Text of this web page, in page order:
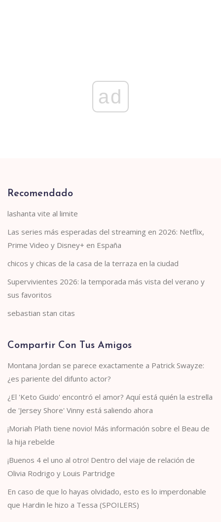
ad
Recomendado
lashanta vite al limite
Las series más esperadas del streaming en 2026: Netflix,
Prime Video y Disney+ en España
chicos y chicas de la casa de la terraza en la ciudad
Supervivientes 2026: la temporada más vista del verano y
sus favoritos
sebastian stan citas
Compartir Con Tus Amigos
Montana Jordan se parece exactamente a Patrick Swayze:
¿es pariente del difunto actor?
¿El 'Keto Guido' encontró el amor? Aquí está quién la estrella
de 'Jersey Shore' Vinny está saliendo ahora
¡Moriah Plath tiene novio! Más información sobre el Beau de
la hija rebelde
¡Buenos 4 el uno al otro! Dentro del viaje de relación de
Olivia Rodrigo y Louis Partridge
En caso de que lo hayas olvidado, esto es lo imperdonable
que Hardin le hizo a Tessa (SPOILERS)